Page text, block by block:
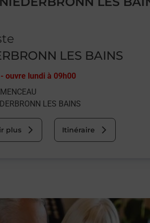
LES BAINS
- ouvre lundi à 09h00
LES BAINS
plus Itinéraire